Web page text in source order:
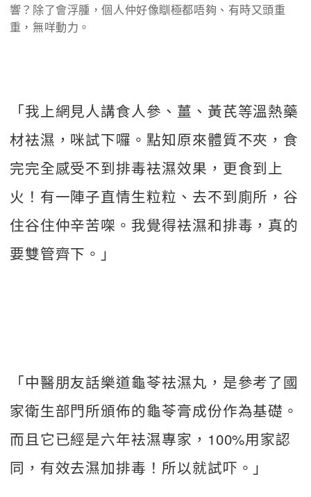
響？除了會浮腫，個人仲好像瞓極都唔夠、有時又頭重
重，無咩動力。
「我上網見人講食人參、薑、黃芪等溫熱藥
材袪濕，咪試下囉。點知原來體質不夾，食
完完全感受不到排毒袪濕效果，更食到上
火！有一陣子直情生粒粒、去不到廁所，谷
住谷住仲辛苦㗎。我覺得袪濕和排毒，真的
要雙管齊下。」
「中醫朋友話樂道龜苓祛濕丸，是參考了國
家衛生部門所頒佈的龜苓膏成份作為基礎。
而且它已經是六年袪濕專家，100%用家認
同，有效去濕加排毒！所以就試吓。」